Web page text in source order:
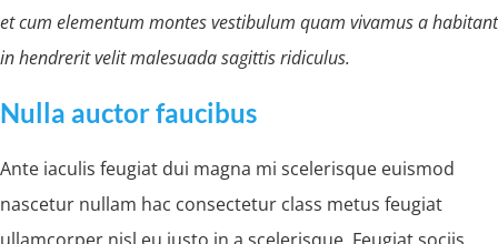
et cum elementum montes vestibulum quam vivamus a habitant
in hendrerit velit malesuada sagittis ridiculus.
Nulla auctor faucibus
Ante iaculis feugiat dui magna mi scelerisque euismod
nascetur nullam hac consectetur class metus feugiat